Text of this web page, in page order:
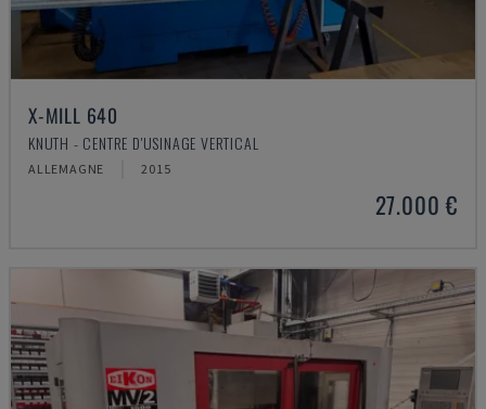
X-MILL 640
KNUTH - CENTRE D'USINAGE VERTICAL
ALLEMAGNE 2015
27.000 €